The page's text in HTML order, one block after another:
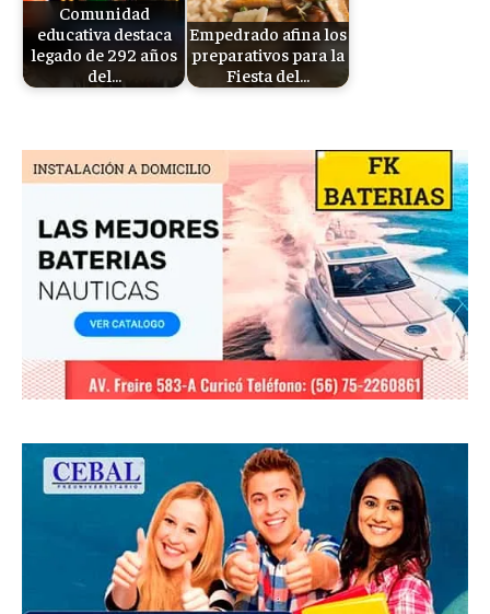
Comunidad
educativa destaca
legado de 292 años
del…
Empedrado afina los
preparativos para la
Fiesta del…